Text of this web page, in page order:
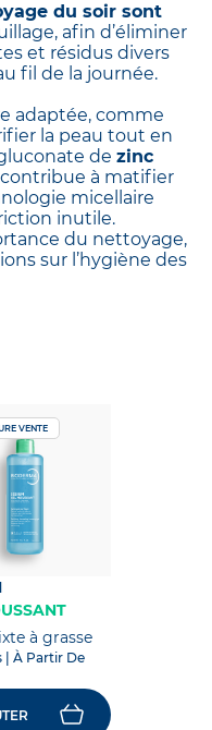
du soir sont
afin d’éliminer
et résidus divers
fil de la journée.
adaptée, comme
la peau tout en
de zinc
à matifier
micellaire
inutile.
du nettoyage,
sur l’hygiène des
VENTE
à grasse
| À Partir De